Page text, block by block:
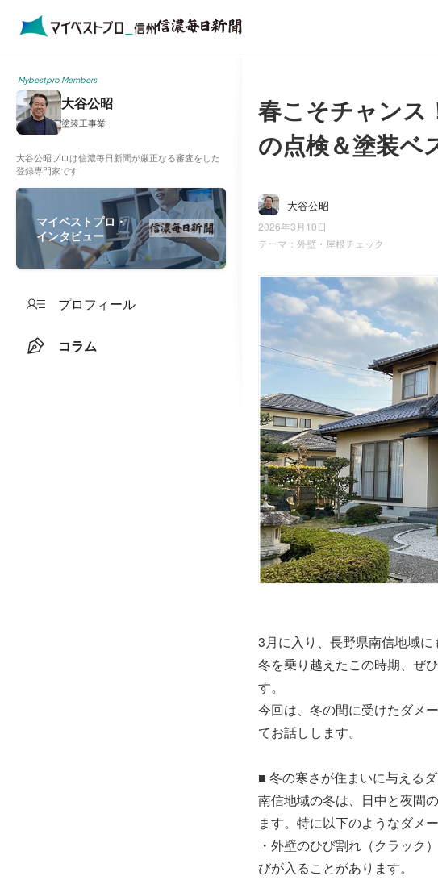
Mybestpro Members
大谷公昭
塗装工事業
大谷公昭プロは信濃毎日新聞が厳正なる審査をした
登録専門家です
マイベストプロ・
インタビュー
プロフィール
コラム
春こそチャンス
の点検＆塗装ベ
大谷公昭
2026年3月10日
テーマ： 外壁・屋根チェック
3月に入り、長野県南信地域
冬を乗り越えたこの時期、ぜ
す。
今回は、冬の間に受けたダメ
てお話しします。
■ 冬の寒さが住まいに与える
南信地域の冬は、日中と夜間
ます。特に以下のようなダメ
・外壁のひび割れ（クラック
びが入ることがあります。